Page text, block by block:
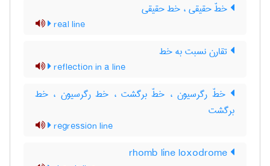
خطّ حقیقی ، خط حقیقی
real line
تقارن نسبت به خط
reflection in a line
خطّ رگرسیون ، خطّ برگشت ، خط رگرسیون ، خط
برگشت
regression line